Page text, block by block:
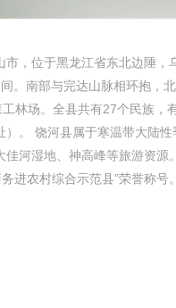
，位于黑龙江省东北边陲，
间。南部与完达山脉相环抱
林场。全县共有27个民族
。 饶河县属于寒温带大陆
佳河湿地、神高峰等旅游资
进农村综合示范县”荣誉称号。